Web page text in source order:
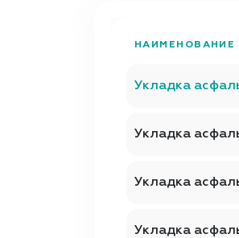
НАИМЕНОВАНИЕ
Укладка
Укладка
Укладка
Укладка